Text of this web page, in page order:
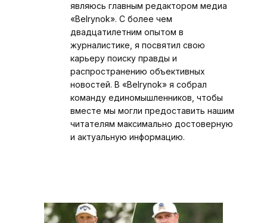
являюсь главным редактором медиа
«Belrynok». С более чем
двадцатилетним опытом в
журналистике, я посвятил свою
карьеру поиску правды и
распространению объективных
новостей. В «Belrynok» я собрал
команду единомышленников, чтобы
вместе мы могли предоставить нашим
читателям максимально достоверную
и актуальную информацию.